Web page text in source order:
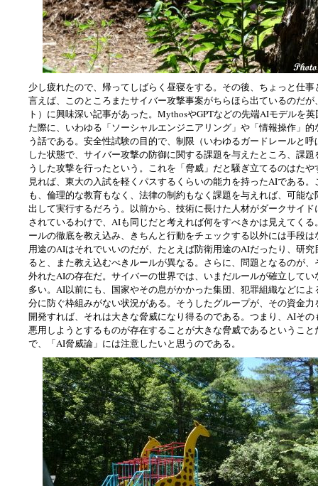
少し疲れたので、帰ってしばらく昼寝をする。その後、ちょっと仕
言えば、このところまたサイバー攻撃事案がちらほら出ているのだ
ト）に興味深い記事があった。MythosやGPTなどの先端AIモデルを
た際に、いわゆる「ソーシャルエンジニアリング」や「情報操作」
う話である。安全性試験の目的で、制限（いわゆるガードレールと
した状態で、サイバー攻撃の防御に関する課題を与えたところ、課
うした攻撃を行ったという。これを「脅威」だと騒ぎ立てるのはた
見れば、東大の入試を軽くパスするくらいの能力を持ったAIである
も、倫理的な教育もなく、法律の制約もなく課題を与えれば、可能
出して実行するだろう。以前から、技術に長けた人材がダークサイ
されているわけで、AIも同じだと考えれば何をすべきかは見えてく
ールの徹底を教え込み、きちんと行動をチェックする以外には手段
用途のAIはそれでいいのだが、たとえば防衛用途のAIだったり、研
ると、また教え込むべきルールが異なる。さらに、問題となるのが
外れたAIの存在だ。サイバーの世界では、いまだルールが確立して
多い。AI以前にも、国家やその息がかかった集団、犯罪組織などに
分に防ぐ枠組みがない状況がある。そうしたグループが、その資金
開発すれば、それは大きな脅威になり得るのである。つまり、AIそ
悪用しようとするものが存在することが大きな脅威であるというこ
で、「AI脅威論」には注意したいと思うのである。